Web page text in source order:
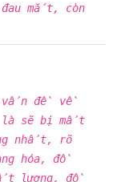
mắt, còn
vấn đề về
là sẽ bị mất
nhất, rõ
hóa, đồ
lượng, đồ